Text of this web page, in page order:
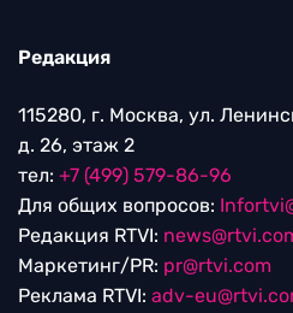
Редакция
115280, г. Москва, ул.
д. 26, этаж 2
тел: +7 (499) 579-86-96
Для общих вопросов:
Редакция RTVI:
Маркетинг/PR: pr@rtvi.com
Реклама RTVI: adv-